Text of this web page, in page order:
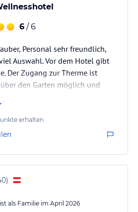
6 / 6
Personal sehr freundlich,
Auswahl. Vor dem Hotel gibt
Der Zugang zur Therme ist
den Garten möglich und
alle Gäste.
erhalten
)
als Familie im April 2026